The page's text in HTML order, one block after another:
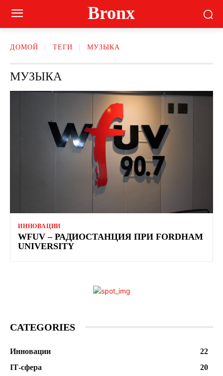
Bronx
ДОМОЙ ТЕГИ МУЗЫКА
МУЗЫКА
ИННОВАЦИИ
WFUV – РАДИОСТАНЦИЯ ПРИ FORDHAM
UNIVERSITY
CATEGORIES
Инновации
22
ІТ-сфера
20